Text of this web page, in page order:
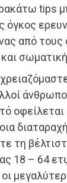
tips
όγκος
από
τη
18 – 64